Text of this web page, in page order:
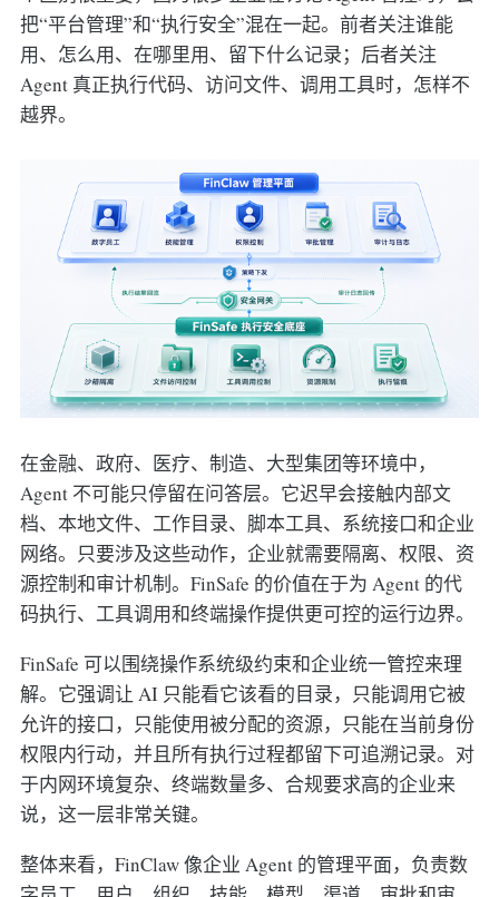
把“平台管理”和“执行安全”混在一起。前者关注谁能
用、怎么用、在哪里用、留下什么记录；后者关注
Agent 真正执行代码、访问文件、调用工具时，怎样不
越界。
在金融、政府、医疗、制造、大型集团等环境中，
Agent 不可能只停留在问答层。它迟早会接触内部文
档、本地文件、工作目录、脚本工具、系统接口和企业
网络。只要涉及这些动作，企业就需要隔离、权限、资
源控制和审计机制。FinSafe 的价值在于为 Agent 的代
码执行、工具调用和终端操作提供更可控的运行边界。
FinSafe 可以围绕操作系统级约束和企业统一管控来理
解。它强调让 AI 只能看它该看的目录，只能调用它被
允许的接口，只能使用被分配的资源，只能在当前身份
权限内行动，并且所有执行过程都留下可追溯记录。对
于内网环境复杂、终端数量多、合规要求高的企业来
说，这一层非常关键。
整体来看，FinClaw 像企业 Agent 的管理平面，负责数